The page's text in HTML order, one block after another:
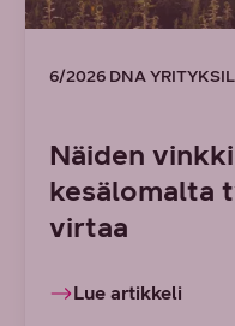
6/2026 DNA
Näiden
kesälomalta
virtaa
Lue artikkeli